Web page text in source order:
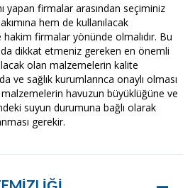
yapan firmalar arasından seçiminiz
hem de kullanılacak
firmalar yönünde olmalıdır. Bu
dikkat etmeniz gereken en önemli
olan malzemelerin kalite
ve sağlık kurumlarınca onaylı olması
malzemelerin havuzun büyüklüğüne ve
suyun durumuna bağlı olarak
gerekir.